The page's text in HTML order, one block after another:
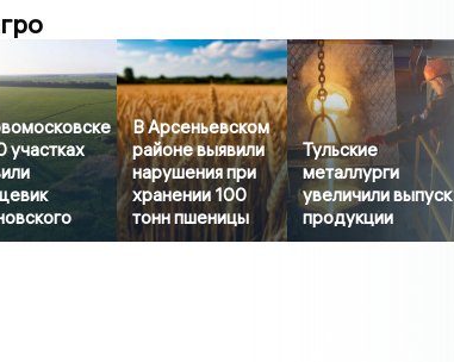
участках
В Арсеньевском
районе выявили
нарушения при
хранении 100
тонн пшеницы
Тульские
металлурги
увеличили выпуск
продукции